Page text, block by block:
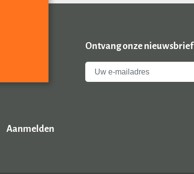
Ontvang onze nieuwsbrief
Aanmelden